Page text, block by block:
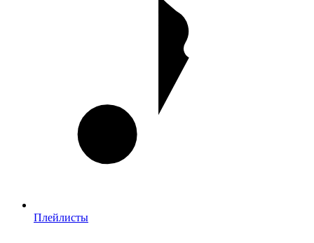
Плейлисты